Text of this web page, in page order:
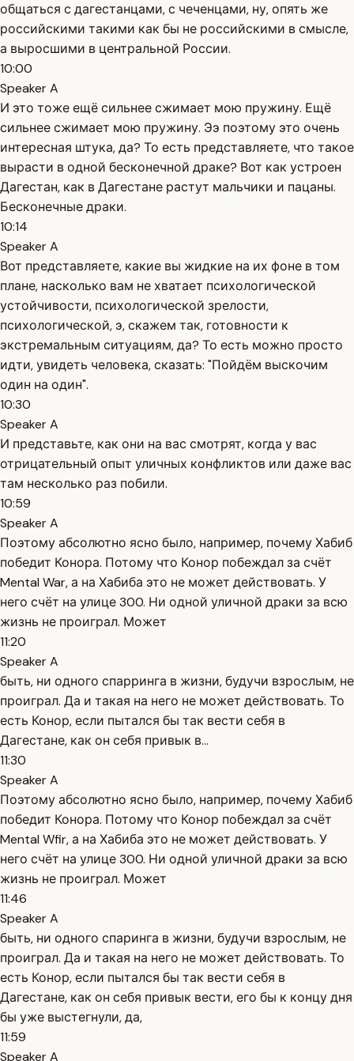
общаться с дагестанцами, с чеченцами, ну, опять же
российскими такими как бы не российскими в смысле,
а выросшими в центральной России.
10:00
Speaker A
И это тоже ещё сильнее сжимает мою пружину. Ещё
сильнее сжимает мою пружину. Ээ поэтому это очень
интересная штука, да? То есть представляете, что такое
вырасти в одной бесконечной драке? Вот как устроен
Дагестан, как в Дагестане растут мальчики и пацаны.
Бесконечные драки.
10:14
Speaker A
Вот представляете, какие вы жидкие на их фоне в том
плане, насколько вам не хватает психологической
устойчивости, психологической зрелости,
психологической, э, скажем так, готовности к
экстремальным ситуациям, да? То есть можно просто
идти, увидеть человека, сказать: "Пойдём выскочим
один на один".
10:30
Speaker A
И представьте, как они на вас смотрят, когда у вас
отрицательный опыт уличных конфликтов или даже вас
там несколько раз побили.
10:59
Speaker A
Поэтому абсолютно ясно было, например, почему Хабиб
победит Конора. Потому что Конор побеждал за счёт
Mental War, а на Хабиба это не может действовать. У
него счёт на улице 300. Ни одной уличной драки за всю
жизнь не проиграл. Может
11:20
Speaker A
быть, ни одного спарринга в жизни, будучи взрослым, не
проиграл. Да и такая на него не может действовать. То
есть Конор, если пытался бы так вести себя в
Дагестане, как он себя привык в...
11:30
Speaker A
Поэтому абсолютно ясно было, например, почему Хабиб
победит Конора. Потому что Конор побеждал за счёт
Mental Wfir, а на Хабиба это не может действовать. У
него счёт на улице 300. Ни одной уличной драки за всю
жизнь не проиграл. Может
11:46
Speaker A
быть, ни одного спаринга в жизни, будучи взрослым, не
проиграл. Да и такая на него не может действовать. То
есть Конор, если пытался бы так вести себя в
Дагестане, как он себя привык вести, его бы к концу дня
бы уже выстегнули, да,
11:59
Speaker A